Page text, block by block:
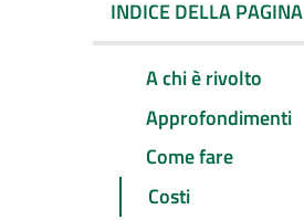
INDICE DELLA PAGINA
A chi è rivolto
Approfondimenti
Come fare
Costi